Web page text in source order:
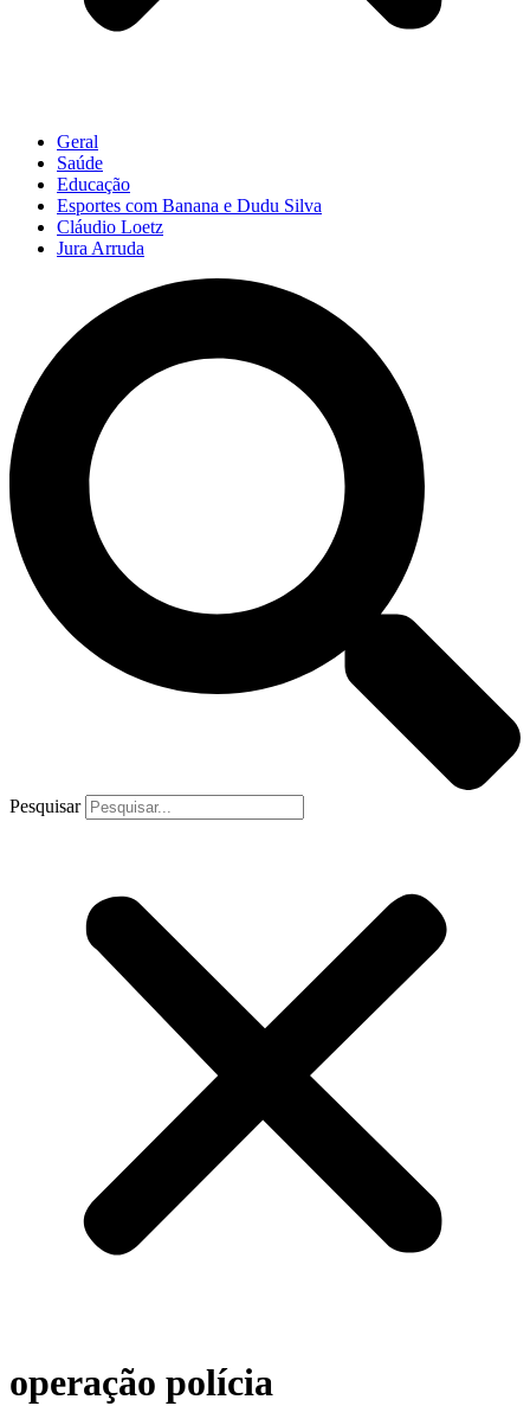
Geral
Saúde
Educação
Esportes com Banana e Dudu Silva
Cláudio Loetz
Jura Arruda
Pesquisar
operação polícia